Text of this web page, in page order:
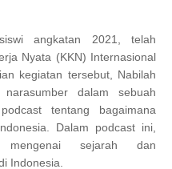
angkatan 2021, telah
Nyata (KKN) Internasional
kegiatan tersebut, Nabilah
dalam sebuah
tentang bagaimana
Dalam podcast ini,
mengenai sejarah dan
Indonesia.